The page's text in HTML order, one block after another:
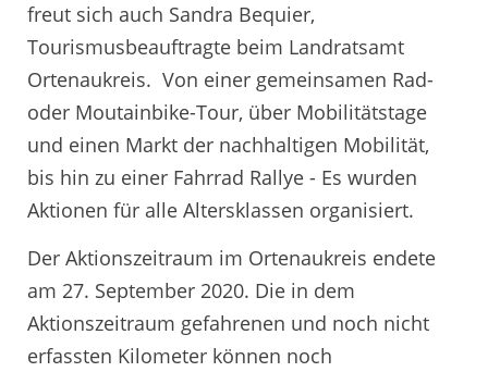
freut sich auch Sandra Bequier,
Tourismusbeauftragte beim Landratsamt
Ortenaukreis. Von einer gemeinsamen Rad-
oder Moutainbike-Tour, über Mobilitätstage
und einen Markt der nachhaltigen Mobilität,
bis hin zu einer Fahrrad Rallye - Es wurden
Aktionen für alle Altersklassen organisiert.
Der Aktionszeitraum im Ortenaukreis endete
am 27. September 2020. Die in dem
Aktionszeitraum gefahrenen und noch nicht
erfassten Kilometer können noch